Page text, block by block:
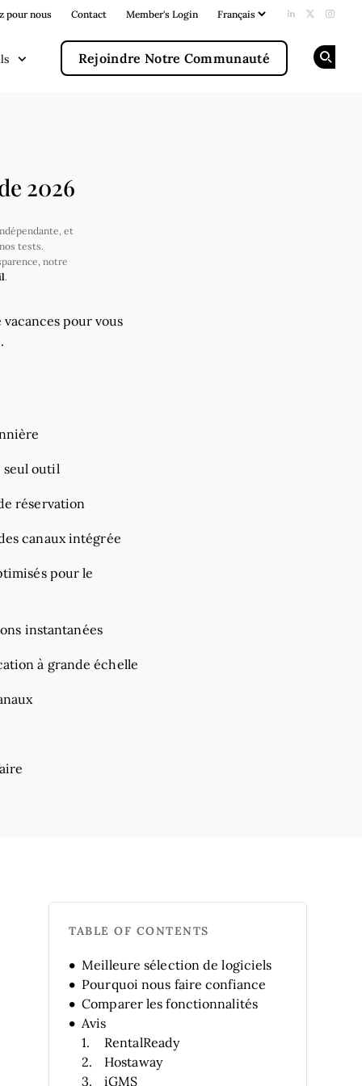
pour nous Contact Member's Login Add us on
Follow
Rejoindre Notre Communauté
2026
et
tests.
notre
.
pour vous
seul outil
réservation
canaux intégrée
pour le
instantanées
à grande échelle
TABLE OF CONTENTS
Meilleure sélection de logiciels
Pourquoi nous faire confiance
Comparer les fonctionnalités
Avis
RentalReady
Hostaway
iGMS